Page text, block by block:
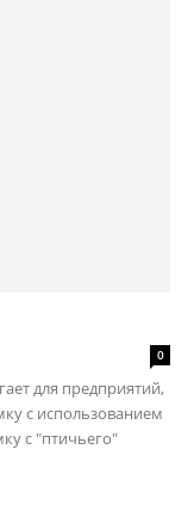
0
для предприятий,
с использованием
с "птичьего"